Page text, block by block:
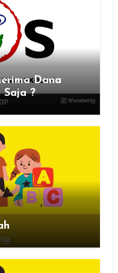
Dana
Saja ?